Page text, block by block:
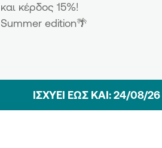
και κέρδος 15%!
Summer edition🌴
ΙΣΧΥΕΙ ΕΩΣ ΚΑΙ: 24/08/26